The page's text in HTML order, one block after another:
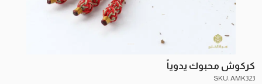
كركوش محبوك يدوياً
SKU: AMK323